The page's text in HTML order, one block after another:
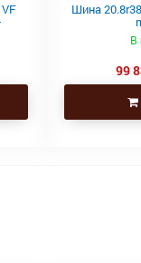
Шина
В
99